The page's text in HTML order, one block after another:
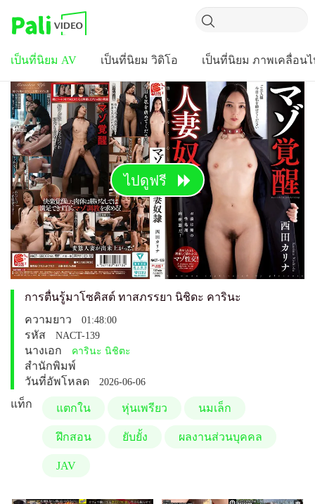
เป็นที่นิยม AV เป็นที่นิยม วิดิโอ เป็นที่นิยม ภาพเคลื่อน
ไปดูฟรี
การตื่นรู้มาโซคิสต์ ทาสภรรยา นิชิดะ คารินะ
ความยาว
01:48:00
รหัส NACT-139
นางเอก คารินะ นิชิตะ
สำนักพิมพ์
วันที่อัพโหลด
2026-06-06
แท็ก แตกใน หุ่นเพรียว นมเล็ก
ฝึกสอน ยับยั้ง ผลงานส่วนบุคคล
JAV